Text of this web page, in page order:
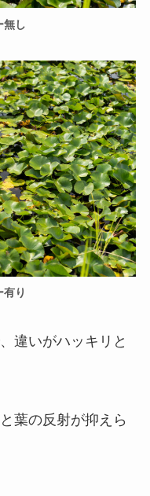
無し
り
違いがハッキリと
葉の反射が抑えら